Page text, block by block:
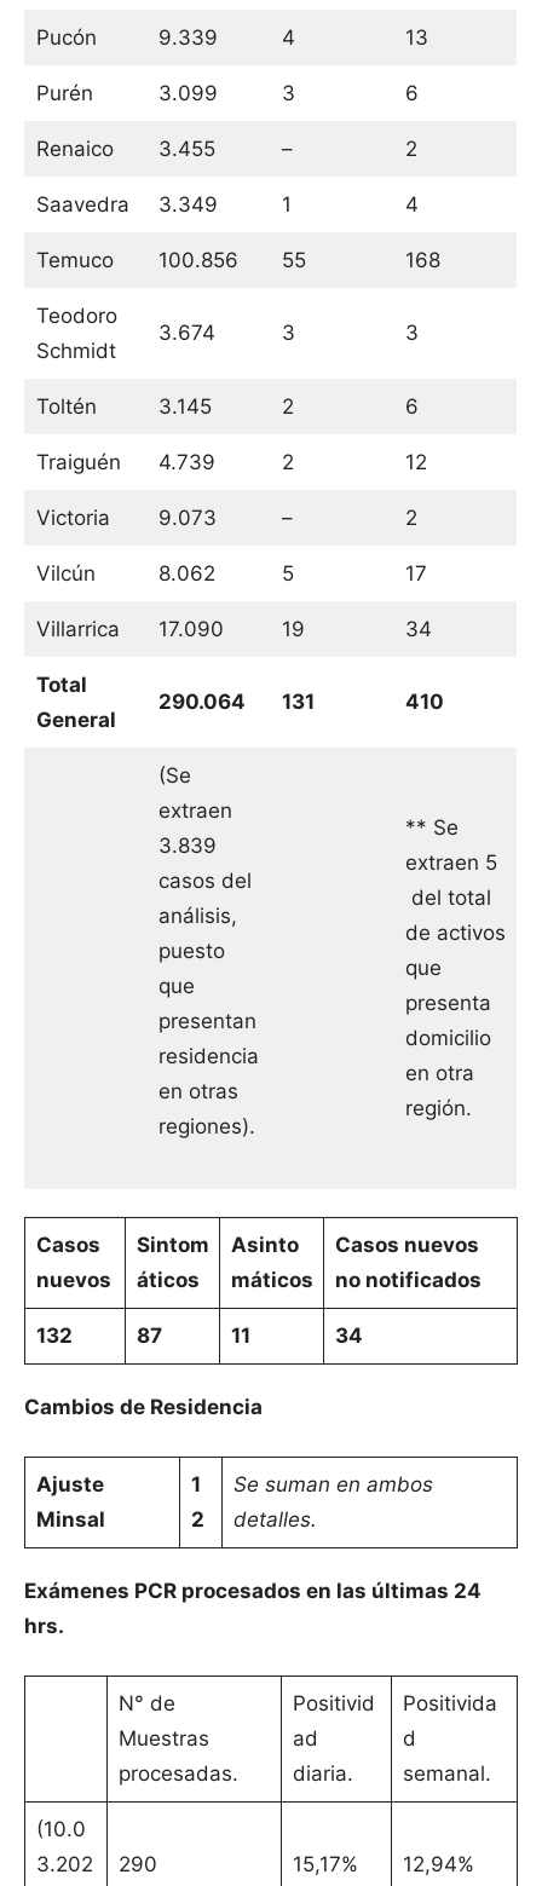
Pucón 9.339 4 13
Purén 3.099 3 6
Renaico 3.455 – 2
Saavedra 3.349 1 4
Temuco 100.856 55 168
Teodoro
Schmidt
3.674 3 3
Toltén 3.145 2 6
Traiguén 4.739 2 12
Victoria 9.073 – 2
Vilcún 8.062 5 17
Villarrica 17.090 19 34
Total
General
290.064 131 410
(Se
extraen
3.839
casos del
análisis,
puesto
que
presentan
residencia
en otras
regiones).
** Se
extraen 5
del total
de activos
que
presenta
domicilio
en otra
región.
Casos
nuevos
Sintom
áticos
Asinto
máticos
Casos nuevos
no notificados
132 87 11 34
Cambios de Residencia
Ajuste
Minsal
1
2
Se suman en ambos
detalles.
Exámenes PCR procesados en las últimas 24
hrs.
N° de
Muestras
procesadas.
Positivid
ad
diaria.
Positivida
d
semanal.
(10.0
3.202
290 15,17% 12,94%